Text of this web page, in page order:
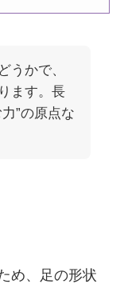
うかで、
ます。長
”の原点な
め、足の形状